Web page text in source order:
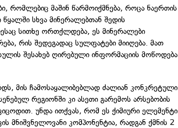
რომლებიც მაშინ წარმოიქმნება, როცა ნაერთის
სხვა მინერალებთან შედის
სითხე ორთქლდება, ეს მინერალები
რის შედეგადაც სულფატები მიიღება. მათ
შესახებ ღირებული ინფორმაციის მოწოდება
მის ჩამოსაყალიბებლად ძალიან კონკრეტული
რეგიონში კი ასეთი გარემოს არსებობის
უნდა ითქვას, რომ ეს ქიმიური ელემენტი
მნიშვნელოვანი კომპონენტია, რადგან ქმნის 2